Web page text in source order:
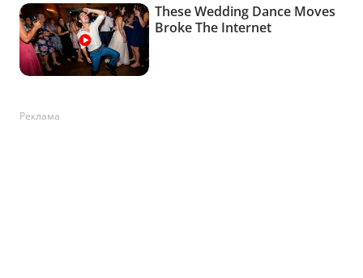
Реклама